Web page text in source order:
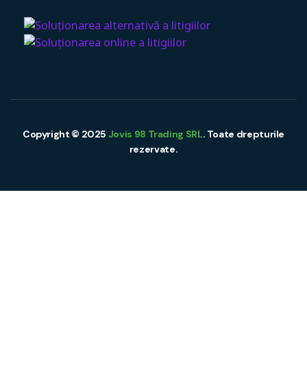
Copyright © 2025 Jovis 98 Trading SRL. Toate drepturile
rezervate.